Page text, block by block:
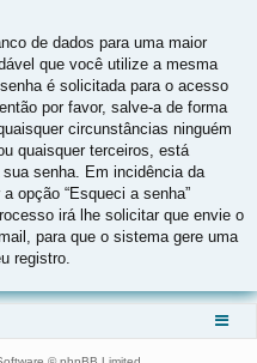
de dados para uma maior
que você utilize a mesma
é solicitada para o acesso
por favor, salve-a de forma
circunstâncias ninguém
quaisquer terceiros, está
senha. Em incidência da
opção “Esqueci a senha”
irá lhe solicitar que envie o
para que o sistema gere uma
registro.